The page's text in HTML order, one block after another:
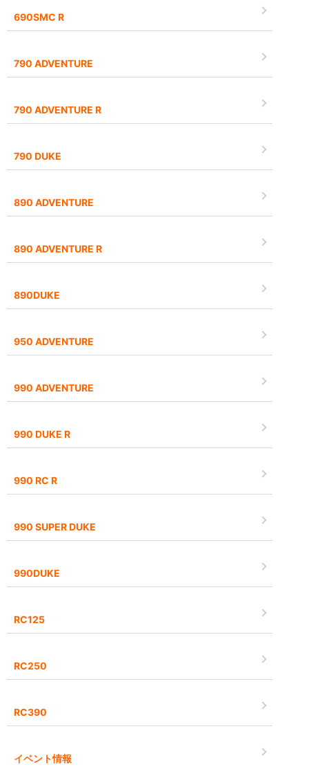
690SMC R
790 ADVENTURE
790 ADVENTURE R
790 DUKE
890 ADVENTURE
890 ADVENTURE R
890DUKE
950 ADVENTURE
990 ADVENTURE
990 DUKE R
990 RC R
990 SUPER DUKE
990DUKE
RC125
RC250
RC390
イベント情報